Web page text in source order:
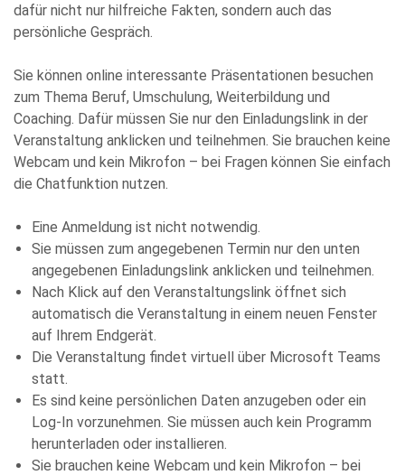
dafür nicht nur hilfreiche Fakten, sondern auch das
persönliche Gespräch.
Sie können online interessante Präsentationen besuchen
zum Thema Beruf, Umschulung, Weiterbildung und
Coaching. Dafür müssen Sie nur den Einladungslink in der
Veranstaltung anklicken und teilnehmen. Sie brauchen keine
Webcam und kein Mikrofon – bei Fragen können Sie einfach
die Chatfunktion nutzen.
Eine Anmeldung ist nicht notwendig.
Sie müssen zum angegebenen Termin nur den unten
angegebenen Einladungslink anklicken und teilnehmen.
Nach Klick auf den Veranstaltungslink öffnet sich
automatisch die Veranstaltung in einem neuen Fenster
auf Ihrem Endgerät.
Die Veranstaltung findet virtuell über Microsoft Teams
statt.
Es sind keine persönlichen Daten anzugeben oder ein
Log-In vorzunehmen. Sie müssen auch kein Programm
herunterladen oder installieren.
Sie brauchen keine Webcam und kein Mikrofon – bei
aus.
Please
leave
field
empty.
Die Datenschutzerklärung habe ich zur Kenntnis genommen
und stimme der elektronischen Erhebung und Speicherung
meiner Angaben sowie Daten für den Zweck der Beantwortung
meiner Anfrage zu. Bitte beachten Sie: Diese Einwilligung
können Sie per E-Mail an info@comhard.de jederzeit für die
Zukunft widerrufen.
Diese Website ist durch reCAPTCHA geschützt und es gelten die
Datenschutzbestimmungen
Google.